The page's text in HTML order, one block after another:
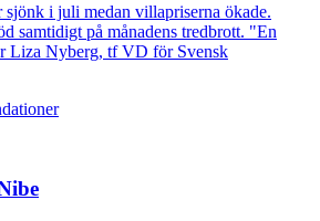
sjönk i juli medan villapriserna ökade.
samtidigt på månadens tredbrott. "En
Liza Nyberg, tf VD för Svensk